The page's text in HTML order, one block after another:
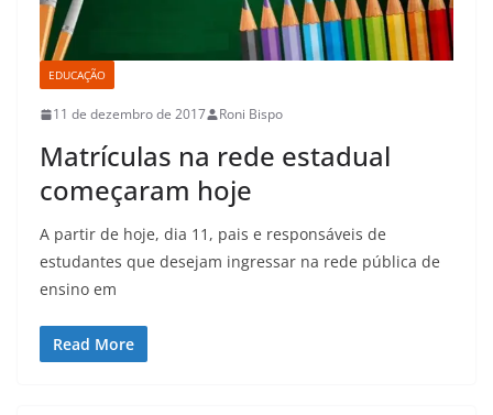
EDUCAÇÃO
11 de dezembro de 2017 Roni Bispo
Matrículas na rede estadual
começaram hoje
A partir de hoje, dia 11, pais e responsáveis de
estudantes que desejam ingressar na rede pública de
ensino em
Read More